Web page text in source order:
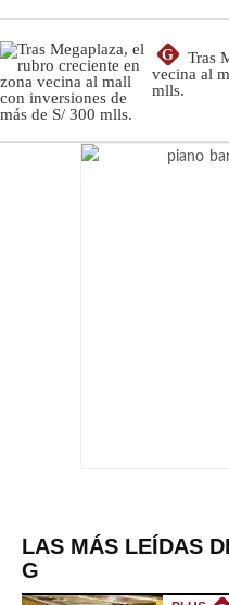
G
Tras
vecina al
mlls.
LAS MÁS LEÍDAS
G